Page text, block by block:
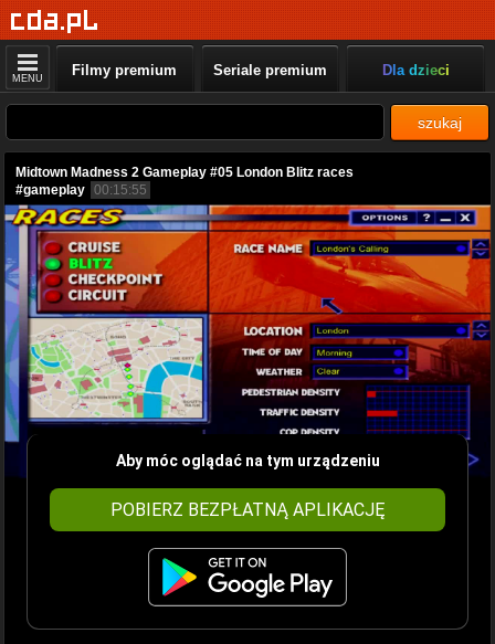
MENU Filmy premium Seriale premium Dla dzieci
szukaj
Midtown Madness 2 Gameplay #05 London Blitz races
#gameplay 00:15:55
Aby móc oglądać na tym urządzeniu
POBIERZ BEZPŁATNĄ APLIKACJĘ